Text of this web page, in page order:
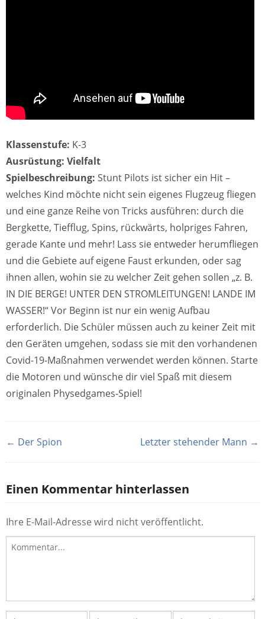
Klassenstufe: K-3
Ausrüstung: Vielfalt
Spielbeschreibung: Stunt Pilots ist sicher ein Hit –
welches Kind möchte nicht sein eigenes Flugzeug fliegen
und eine ganze Reihe von Tricks ausführen: durch die
Bergkette, Tiefflug, Spins, rückwärts, holpriges Fahren,
gerade Kante und mehr! Lass sie entweder herumfliegen
und die Gebiete auf eigene Faust erkunden, oder sag
ihnen allen, wohin sie zu welcher Zeit gehen sollen „z. B.
IN DIE BERGE! UNTER DEN STROMLEITUNGEN! LANDE IM
WASSER!“ Vor Beginn ist nur ein wenig Aufbau
erforderlich. Die Schüler müssen auch zu keiner Zeit mit
den Geräten umgehen, sodass sie mit den vorhandenen
Covid-19-Maßnahmen verwendet werden können. Starte
die Motoren und wünsche dir viel Spaß mit diesem
originalen Physedgames-Spiel!
← Der Spion Letzter stehender Mann →
Einen Kommentar hinterlassen
Ihre E-Mail-Adresse wird nicht veröffentlicht.